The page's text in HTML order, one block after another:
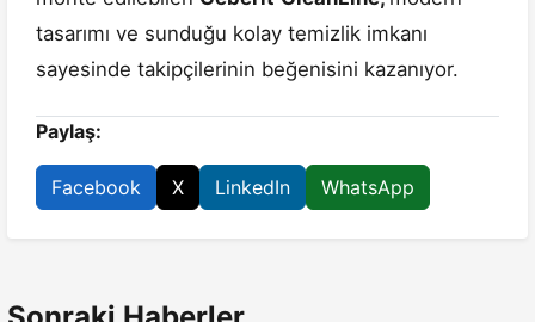
tasarımı ve sunduğu kolay temizlik imkanı
sayesinde takipçilerinin beğenisini kazanıyor.
Paylaş:
Facebook X LinkedIn WhatsApp